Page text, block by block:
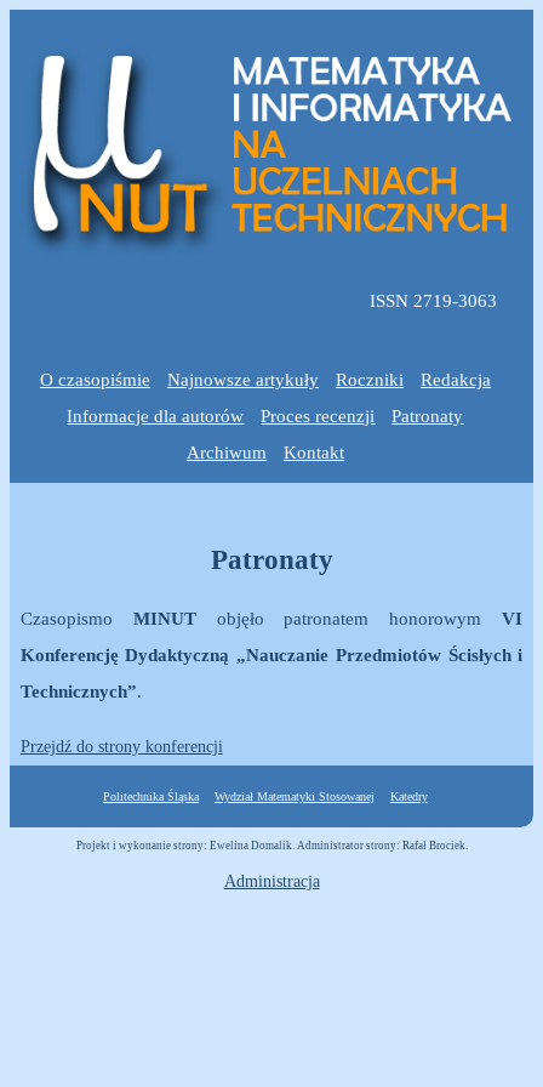
ISSN 2719-3063
O czasopiśmie Najnowsze artykuły Roczniki
Redakcja
Informacje dla autorów
Proces recenzji
Patronaty
Archiwum
Kontakt
Patronaty
Czasopismo MINUTobjęło patronatem honorowymVI
Konferencję Dydaktyczną „Nauczanie Przedmiotów Ścisłych i
Technicznych”.
Przejdź do strony konferencji
Politechnika Śląska Wydział Matematyki Stosowanej Katedry
Projekt i wykonanie strony: Ewelina Domalik. Administrator strony: Rafał Brociek.
Administracja